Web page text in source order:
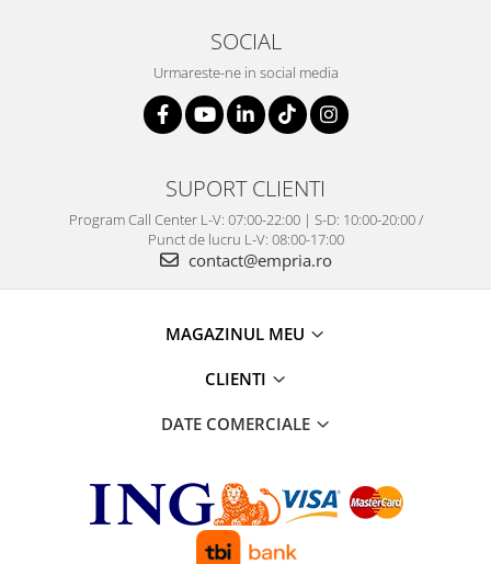
SOCIAL
Urmareste-ne in social media
SUPORT CLIENTI
Program Call Center L-V: 07:00-22:00 | S-D: 10:00-20:00 /
Punct de lucru L-V: 08:00-17:00
contact@empria.ro
MAGAZINUL MEU
CLIENTI
DATE COMERCIALE